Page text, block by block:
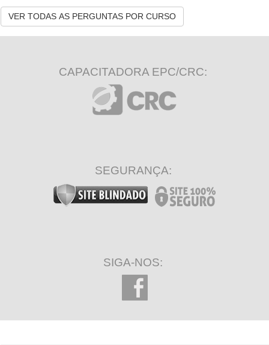
VER TODAS AS PERGUNTAS POR CURSO
CAPACITADORA EPC/CRC:
SEGURANÇA:
SIGA-NOS: